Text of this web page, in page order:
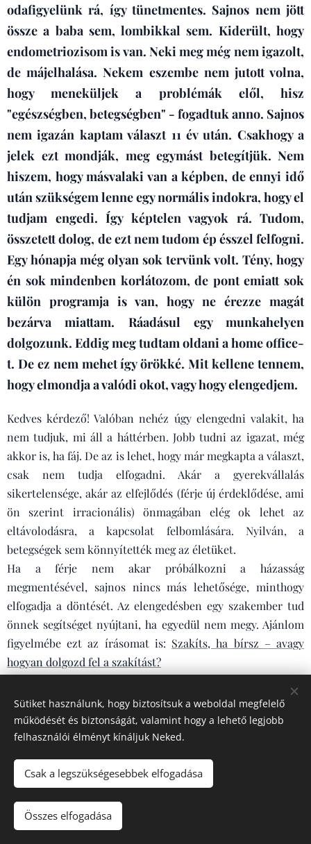
odafigyelünk rá, így tünetmentes. Sajnos nem jött
össze a baba sem, lombikkal sem. Kiderült, hogy
endometriozisom is van. Neki meg még nem igazolt,
de májelhalása. Nekem eszembe nem jutott volna,
hogy meneküljek a problémák elől, hisz
"egészségben, betegségben" - fogadtuk anno. Sajnos
nem igazán kaptam választ 11 év után. Csakhogy a
jelek ezt mondják, meg egymást betegítjük. Nem
hiszem, hogy másvalaki van a képben, de ennyi idő
után szükségem lenne egy normális indokra, hogy el
tudjam engedi. Így képtelen vagyok rá. Tudom,
összetett dolog, de ezt nem tudom ép ésszel felfogni.
Egy hónapja még olyan sok tervünk volt. Tény, hogy
én sok mindenben korlátozom, de pont emiatt sok
külön programja is van, hogy ne érezze magát
bezárva miattam. Ráadásul egy munkahelyen
dolgozunk. Eddig meg tudtam oldani a home office-
t. De ez nem mehet így örökké. Mit kellene tennem,
hogy elmondja a valódi okot, vagy hogy elengedjem.
Kedves kérdező! Valóban nehéz úgy elengedni valakit, ha
nem tudjuk, mi áll a háttérben. Jobb tudni az igazat, még
akkor is, ha fáj. De az is lehet, hogy már megkapta a választ,
csak nem tudja elfogadni. Akár a gyerekvállalás
sikertelensége, akár az elfejlődés (férje új érdeklődése, ami
ön szerint irracionális) önmagában elég ok lehet az
eltávolodásra, a kapcsolat felbomlására. Nyilván, a
betegségek sem könnyítették meg az életüket.
Ha a férje nem akar próbálkozni a házasság
megmentésével, sajnos nincs más lehetősége, minthogy
elfogadja a döntését. Az elengedésben egy szakember tud
önnek segítséget nyújtani, ha egyedül nem megy. Ajánlom
figyelmébe ezt az írásomat is: Szakíts, ha bírsz – avagy
hogyan dolgozd fel a szakítást?
Oroszlán (2022.07.01.)Tisztelt Uram vagy
azzal a lánnyal, akitől már régen is akart valamit?
Tisztelt Uram vagy Hölgyem! Egyetlen megoldása van a
problémának: kérdezze meg tőle.
Sütiket használunk, hogy biztosítsuk a weboldal megfelelő
működését és biztonságát, valamint hogy a lehető legjobb
felhasználói élményt kínáljuk Neked.
Csak a legszükségesebbek elfogadása
Összes elfogadása